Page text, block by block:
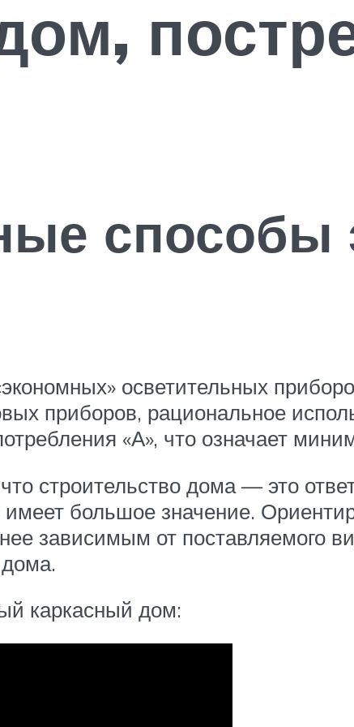
способы
осветительных
приборов, рациональное
«А», что означает
строительство дома — это
большое значение.
зависимым от поставляемого
каркасный дом: